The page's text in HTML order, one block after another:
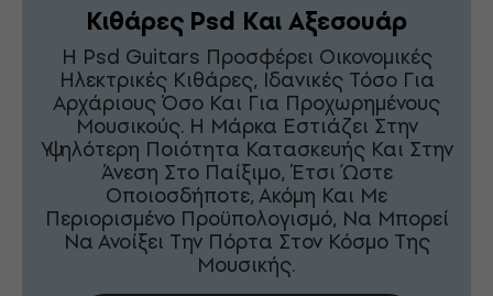
Κιθάρες Psd Και Αξεσουάρ
Η Psd Guitars Προσφέρει Οικονομικές
Ηλεκτρικές Κιθάρες, Ιδανικές Τόσο Για
Αρχάριους Όσο Και Για Προχωρημένους
Μουσικούς. Η Μάρκα Εστιάζει Στην
Υψηλότερη Ποιότητα Κατασκευής Και Στην
Άνεση Στο Παίξιμο, Έτσι Ώστε
Οποιοσδήποτε, Ακόμη Και Με
Περιορισμένο Προϋπολογισμό, Να Μπορεί
Να Ανοίξει Την Πόρτα Στον Κόσμο Της
Μουσικής.